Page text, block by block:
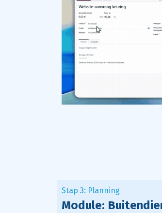
Stap 3: Planning
Module: